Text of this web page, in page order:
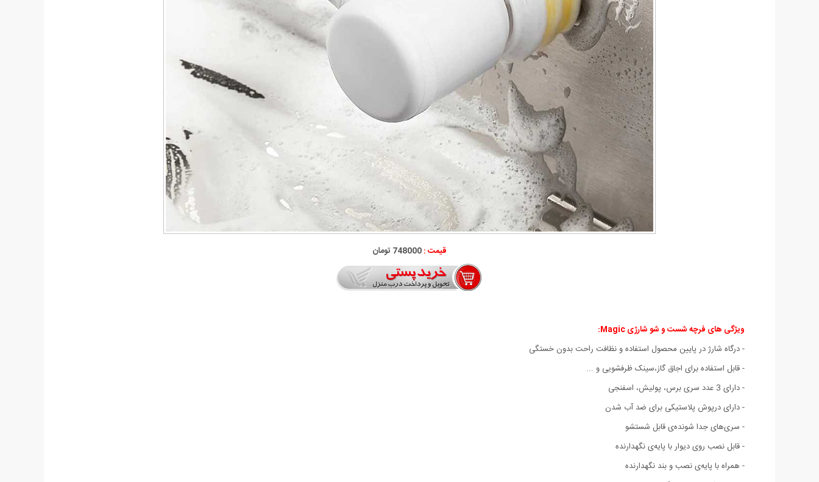
قیمت :748000 تومان
ویژگی های فرچه شست و شو شارژی Magic:
- درگاه شارژ در پایین محصول استفاده‌ و نظافت راحت بدون خستگی
- قابل استفاده برای اجاق گاز،سینک ظرفشویی و ...
- دارای 3 عدد سری برس، پولیش، اسفنجی
- دارای درپوش پلاستیکی برای ضد آب شدن
- سری‌های جدا شونده‌ی قابل شستشو
- قابل نصب روی دیوار با پایه‌ی نگهدارنده
- همراه با پایه‌ی نصب و بند نگهدارنده